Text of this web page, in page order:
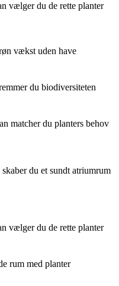
vælger du de rette planter
vækst uden have
du biodiversiteten
matcher du planters behov
du et sundt atriumrum
vælger du de rette planter
rum med planter